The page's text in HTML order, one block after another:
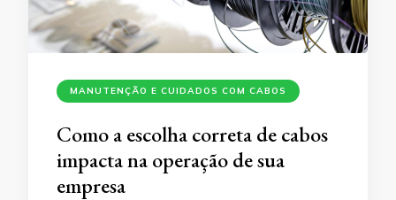
MANUTENÇÃO E CUIDADOS COM CABOS
Como a escolha correta de cabos
impacta na operação de sua
empresa